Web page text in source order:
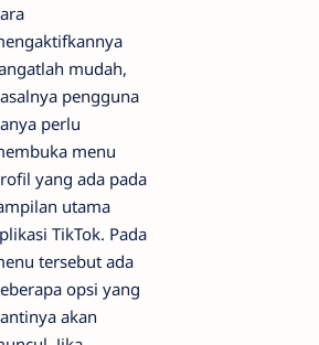
mudah,
pengguna
perlu
menu
yang ada pada
utama
TikTok. Pada
tersebut ada
opsi yang
akan